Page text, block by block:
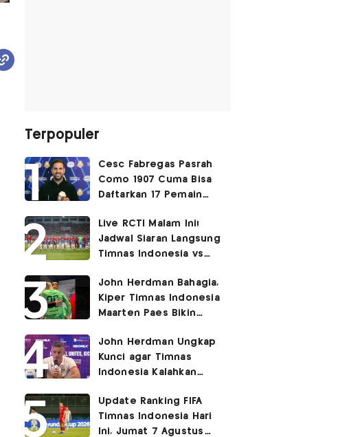
Terpopuler
Cesc Fabregas Pasrah
Como 1907 Cuma Bisa
Daftarkan 17 Pemain
2026-2027
Live RCTI Malam Ini!
Jadwal Siaran Langsung
Timnas Indonesia vs
2026: Laga Hidup Mati
John Herdman Bahagia,
Kiper Timnas Indonesia
Maarten Paes Bikin
Duduk di Bangku
Cadangan!
John Herdman Ungkap
Kunci agar Timnas
Indonesia Kalahkan
2026: Tenang tapi
Berapi-api
Update Ranking FIFA
Timnas Indonesia Hari
Ini, Jumat 7 Agustus